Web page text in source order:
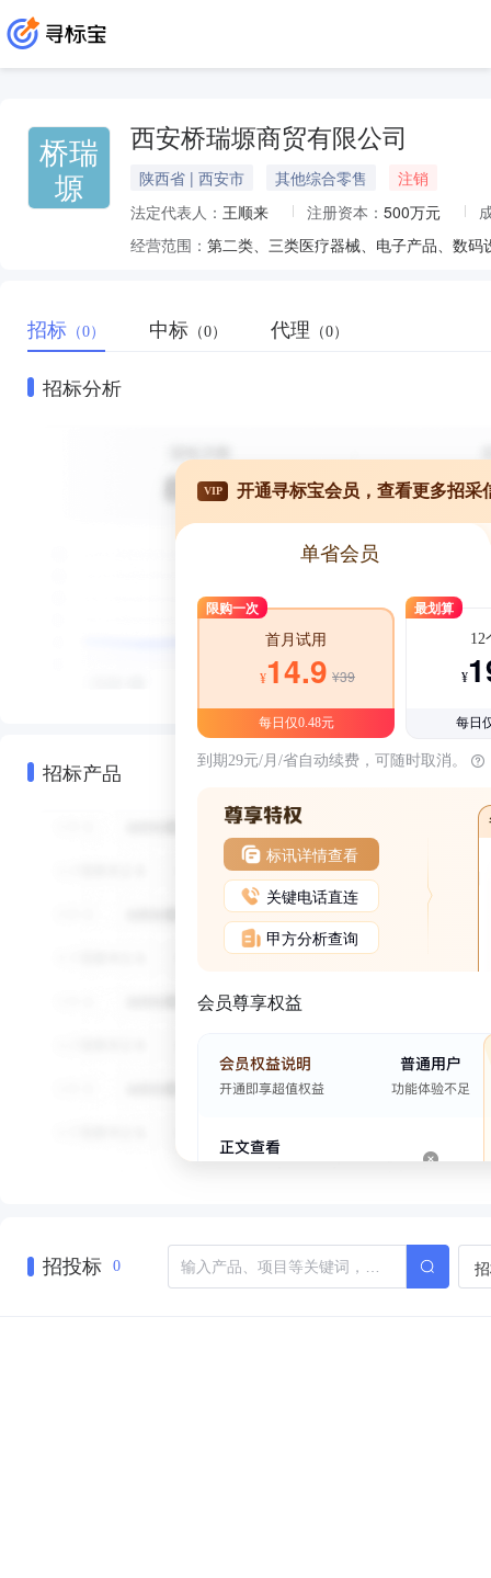
桥瑞
塬
西安桥瑞塬商贸有限公司
陕西省 | 西安市 其他综合零售
注销
法定代表人： 王顺来 注册资本： 500万元
经营范围：
招标 （0） 中标 （0） 代理 （0）
招标分析
招标产品
VIP 开通寻标宝会员，查看更多招采
单省会员
限购一次
首月试用
¥14.9 ¥39
每日仅0.48元
最划算
12
¥
每日
到期29元/月/省自动续费，可随时取消。
标讯详情查看
关键电话直连
甲方分析查询
会员尊享权益
招投标 0